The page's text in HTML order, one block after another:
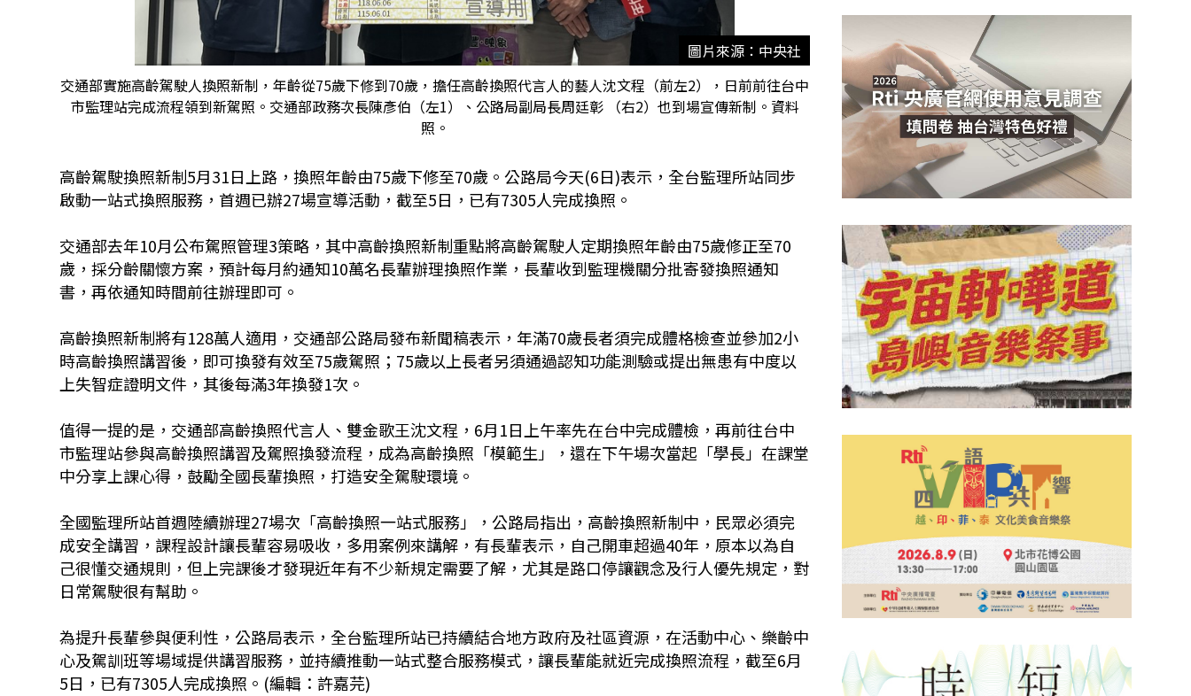
圖片來源：中央社
交通部實施高齡駕駛人換照新制，年齡從75歲下修到70歲，擔任高齡換照代言人的藝人沈文程（前左2），日前前往台中
市監理站完成流程領到新駕照。交通部政務次長陳彥伯（左1）、公路局副局長周廷彰 （右2）也到場宣傳新制。資料
照。
高齡駕駛換照新制5月31日上路，換照年齡由75歲下修至70歲。公路局今天(6日)表示，全台監理所站同步
啟動一站式換照服務，首週已辦27場宣導活動，截至5日，已有7305人完成換照。
交通部去年10月公布駕照管理3策略，其中高齡換照新制重點將高齡駕駛人定期換照年齡由75歲修正至70
歲，採分齡關懷方案，預計每月約通知10萬名長輩辦理換照作業，長輩收到監理機關分批寄發換照通知
書，再依通知時間前往辦理即可。
高齡換照新制將有128萬人適用，交通部公路局發布新聞稿表示，年滿70歲長者須完成體格檢查並參加2小
時高齡換照講習後，即可換發有效至75歲駕照；75歲以上長者另須通過認知功能測驗或提出無患有中度以
上失智症證明文件，其後每滿3年換發1次。
值得一提的是，交通部高齡換照代言人、雙金歌王沈文程，6月1日上午率先在台中完成體檢，再前往台中
市監理站參與高齡換照講習及駕照換發流程，成為高齡換照「模範生」，還在下午場次當起「學長」在課堂
中分享上課心得，鼓勵全國長輩換照，打造安全駕駛環境。
全國監理所站首週陸續辦理27場次「高齡換照一站式服務」，公路局指出，高齡換照新制中，民眾必須完
成安全講習，課程設計讓長輩容易吸收，多用案例來講解，有長輩表示，自己開車超過40年，原本以為自
己很懂交通規則，但上完課後才發現近年有不少新規定需要了解，尤其是路口停讓觀念及行人優先規定，對
日常駕駛很有幫助。
為提升長輩參與便利性，公路局表示，全台監理所站已持續結合地方政府及社區資源，在活動中心、樂齡中
心及駕訓班等場域提供講習服務，並持續推動一站式整合服務模式，讓長輩能就近完成換照流程，截至6月
5日，已有7305人完成換照。(編輯：許嘉芫)